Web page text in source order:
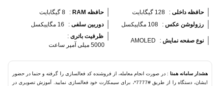
حافظه داخلی : 128 گیگابایت حافظه RAM :
8 گیگابایت
رزولوشن عکس : 108 مگاپیکسل دوربین سلفی : 16 مگاپیکسل
نوع صفحه نمایش :
AMOLED
ظرفیت باتری :
5000 میلی آمپر ساعت
هشدار سامانه همتا : در صورت انجام معامله، از فروشنده کد فعالسازی را گرفته و حتما در حضور
ایشان، دستگاه را از طریق #7777*، برای سیمکارت خود فعالسازی نمایید. آموزش تصویری در